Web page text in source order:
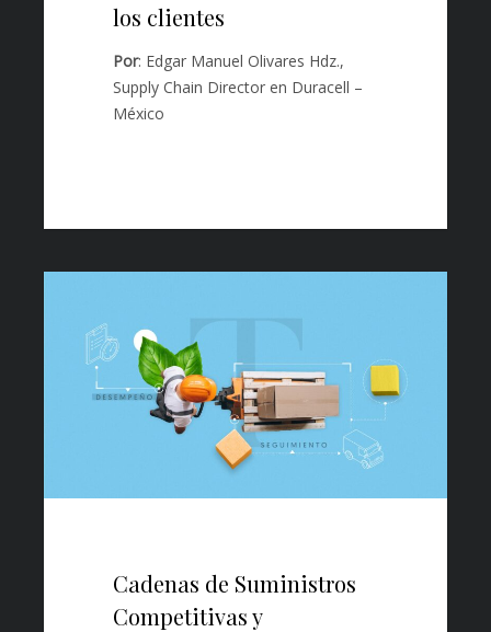
los clientes
Por: Edgar Manuel Olivares Hdz.,
Supply Chain Director en Duracell –
México
Cadenas de Suministros
Competitivas y